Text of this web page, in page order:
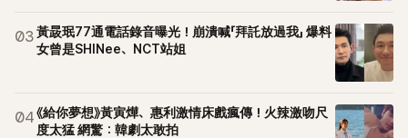
03黃晸珉77通電話錄音曝光！崩潰喊「拜託放過我」 爆料
女曾是SHINee、NCT站姐
04《給你夢想》黃寅燁、惠利激情床戲瘋傳！火辣激吻尺
度太猛 網驚：韓劇太敢拍